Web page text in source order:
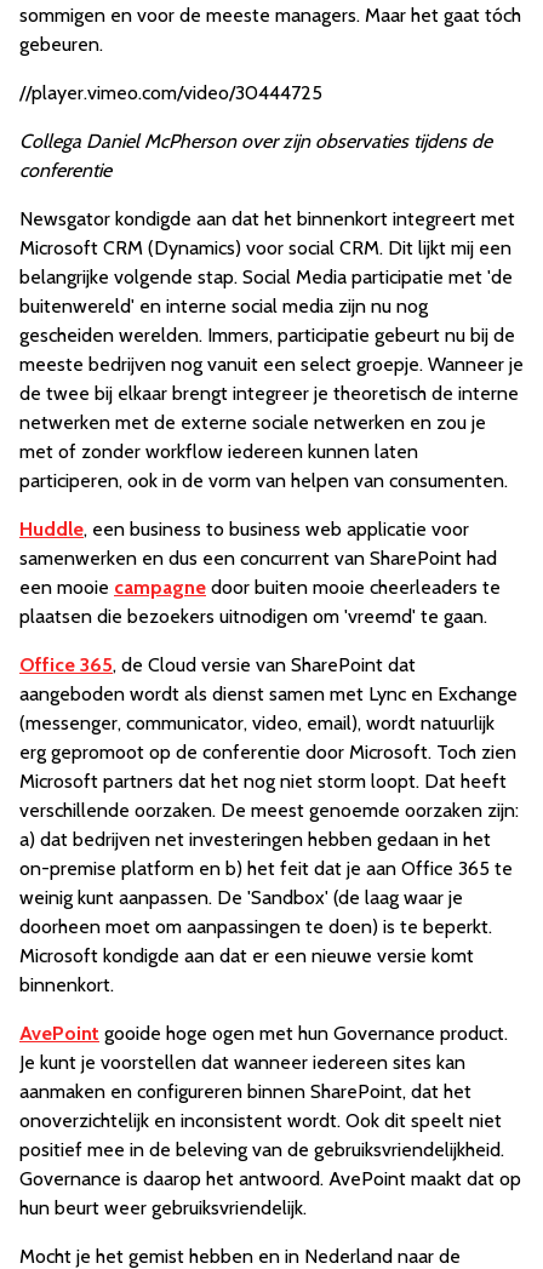
sommigen en voor de meeste managers. Maar het gaat tóch
gebeuren.
//player.vimeo.com/video/30444725
Collega Daniel McPherson over zijn observaties tijdens de
conferentie
Newsgator kondigde aan dat het binnenkort integreert met
Microsoft CRM (Dynamics) voor social CRM. Dit lijkt mij een
belangrijke volgende stap. Social Media participatie met 'de
buitenwereld' en interne social media zijn nu nog
gescheiden werelden. Immers, participatie gebeurt nu bij de
meeste bedrijven nog vanuit een select groepje. Wanneer je
de twee bij elkaar brengt integreer je theoretisch de interne
netwerken met de externe sociale netwerken en zou je
met of zonder workflow iedereen kunnen laten
participeren, ook in de vorm van helpen van consumenten.
Huddle, een business to business web applicatie voor
samenwerken en dus een concurrent van SharePoint had
een mooie campagne door buiten mooie cheerleaders te
plaatsen die bezoekers uitnodigen om 'vreemd' te gaan.
Office 365, de Cloud versie van SharePoint dat
aangeboden wordt als dienst samen met Lync en Exchange
(messenger, communicator, video, email), wordt natuurlijk
erg gepromoot op de conferentie door Microsoft. Toch zien
Microsoft partners dat het nog niet storm loopt. Dat heeft
verschillende oorzaken. De meest genoemde oorzaken zijn:
a) dat bedrijven net investeringen hebben gedaan in het
on-premise platform en b) het feit dat je aan Office 365 te
weinig kunt aanpassen. De 'Sandbox' (de laag waar je
doorheen moet om aanpassingen te doen) is te beperkt.
Microsoft kondigde aan dat er een nieuwe versie komt
binnenkort.
AvePoint gooide hoge ogen met hun Governance product.
Je kunt je voorstellen dat wanneer iedereen sites kan
aanmaken en configureren binnen SharePoint, dat het
onoverzichtelijk en inconsistent wordt. Ook dit speelt niet
positief mee in de beleving van de gebruiksvriendelijkheid.
Governance is daarop het antwoord. AvePoint maakt dat op
hun beurt weer gebruiksvriendelijk.
Mocht je het gemist hebben en in Nederland naar de